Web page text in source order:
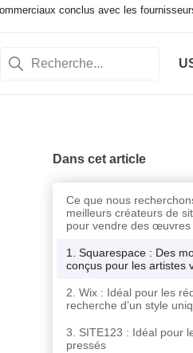
conclus avec les
Dans cet article
Ce que nous
meilleurs créateurs de
pour vendre des œuvres
1. Squarespace : Des
conçus pour les artistes
2. Wix : Idéal pour les
recherche d’un style
3. SITE123 : Idéal pour
pressés